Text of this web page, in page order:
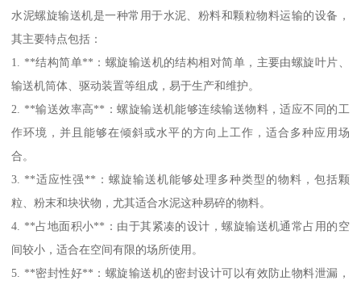
水泥螺旋输送机是一种常用于水泥、粉料和颗粒物料运输的设备，
其主要特点包括：
1. **结构简单**：螺旋输送机的结构相对简单，主要由螺旋叶片、
输送机筒体、驱动装置等组成，易于生产和维护。
2. **输送效率高**：螺旋输送机能够连续输送物料，适应不同的工
作环境，并且能够在倾斜或水平的方向上工作，适合多种应用场
合。
3. **适应性强**：螺旋输送机能够处理多种类型的物料，包括颗
粒、粉末和块状物，尤其适合水泥这种易碎的物料。
4. **占地面积小**：由于其紧凑的设计，螺旋输送机通常占用的空
间较小，适合在空间有限的场所使用。
5. **密封性好**：螺旋输送机的密封设计可以有效防止物料泄漏，